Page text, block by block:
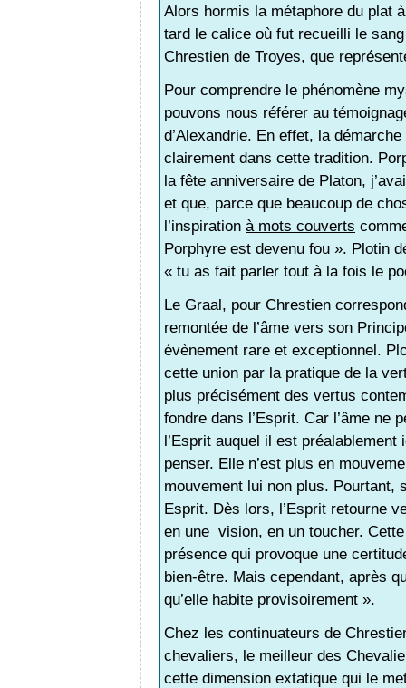
Alors hormis la métaphore du plat
tard le calice où fut recueilli le
Chrestien de Troyes, que
Pour comprendre le phénomène
pouvons nous référer au
d’Alexandrie. En effet, la
clairement dans cette tradition.
la fête anniversaire de Platon,
et que, parce que beaucoup de
l’inspiration à mots couverts
Porphyre est devenu fou ». Plotin
« tu as fait parler tout à la fois le
Le Graal, pour Chrestien
remontée de l’âme vers son
évènement rare et exceptionnel.
cette union par la pratique de la
plus précisément des vertus
fondre dans l’Esprit. Car l’âme ne
l’Esprit auquel il est
penser. Elle n’est plus en
mouvement lui non plus. Pourtant,
Esprit. Dès lors, l’Esprit retourne
en une vision, en un toucher.
présence qui provoque une
bien-être. Mais cependant, après
qu’elle habite provisoirement ».
Chez les continuateurs de
chevaliers, le meilleur des
cette dimension extatique qui le